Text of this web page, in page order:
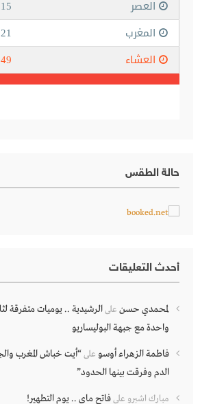
حالة الطقس
أحدث التعليقات
لمحمدي حسن علىالرشيدية .. يوميات متفرقة
واحدة مع جبهة البوليساريو
فاطمة الزهراء أوسو على“أيت خباش المغرب
الدم وفرقت بينها الحدود”
مبارك اشبرو علىفاتح ماي .. يوم التطهير!